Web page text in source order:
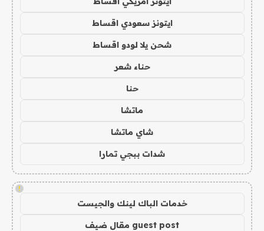
ايتونز سعودي اقساط
شحن يلا لودو اقساط
حناء شعر
حنا
ماتشا
شاي ماتشا
شدات ببجي تمارا
!
خدمات الباك لينك والجيست
guest post مقال ضيف